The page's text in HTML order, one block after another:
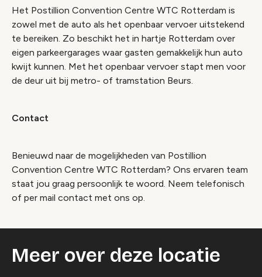
Het Postillion Convention Centre WTC Rotterdam is
zowel met de auto als het openbaar vervoer uitstekend
te bereiken. Zo beschikt het in hartje Rotterdam over
eigen parkeergarages waar gasten gemakkelijk hun auto
kwijt kunnen. Met het openbaar vervoer stapt men voor
de deur uit bij metro- of tramstation Beurs.
Contact
Benieuwd naar de mogelijkheden van Postillion
Convention Centre WTC Rotterdam? Ons ervaren team
staat jou graag persoonlijk te woord. Neem telefonisch
of per mail contact met ons op.
Meer over deze locatie